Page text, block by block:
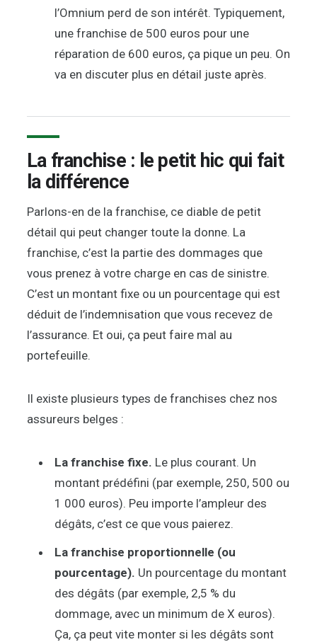
l’Omnium perd de son intérêt. Typiquement,
une franchise de 500 euros pour une
réparation de 600 euros, ça pique un peu. On
va en discuter plus en détail juste après.
La franchise : le petit hic qui fait
la différence
Parlons-en de la franchise, ce diable de petit
détail qui peut changer toute la donne. La
franchise, c’est la partie des dommages que
vous prenez à votre charge en cas de sinistre.
C’est un montant fixe ou un pourcentage qui est
déduit de l’indemnisation que vous recevez de
l’assurance. Et oui, ça peut faire mal au
portefeuille.
Il existe plusieurs types de franchises chez nos
assureurs belges :
La franchise fixe. Le plus courant. Un
montant prédéfini (par exemple, 250, 500 ou
1 000 euros). Peu importe l’ampleur des
dégâts, c’est ce que vous paierez.
La franchise proportionnelle (ou
pourcentage). Un pourcentage du montant
des dégâts (par exemple, 2,5 % du
dommage, avec un minimum de X euros).
Ça, ça peut vite monter si les dégâts sont